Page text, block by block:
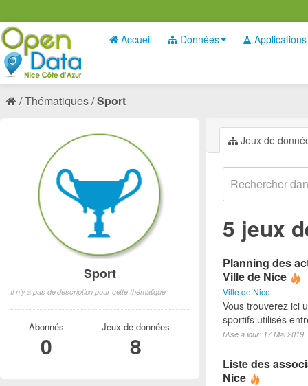
Accueil Données Applications
Thématiques Sport
Jeux de
5 jeux
Planning des
Ville de Nice
Ville de Nice
Vous trouverez ici
sportifs utilisés
Mise à jour: 17 Mai 2019
Liste des
Nice
Sport
Il n'y a pas de description pour cette thématique
Abonnés
0
Jeux de données
8